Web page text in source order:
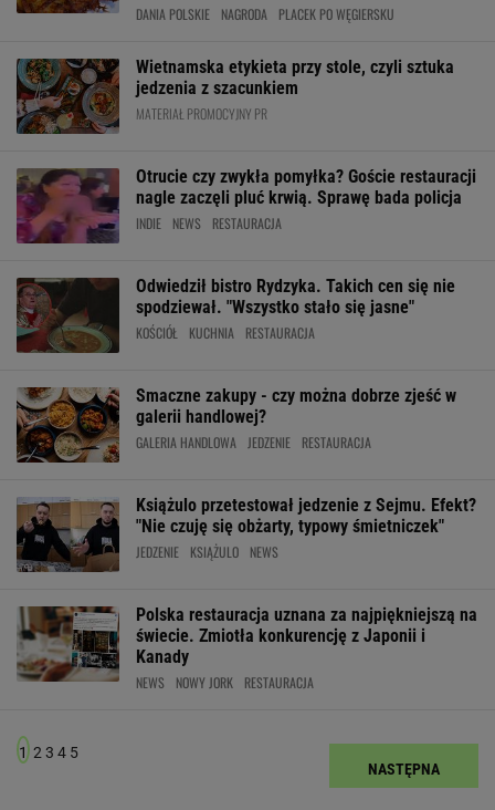
DANIA POLSKIE NAGRODA PLACEK PO WĘGIERSKU
Wietnamska etykieta przy stole, czyli sztuka
jedzenia z szacunkiem
MATERIAŁ PROMOCYJNY PR
Otrucie czy zwykła pomyłka? Goście restauracji
nagle zaczęli pluć krwią. Sprawę bada policja
INDIE NEWS RESTAURACJA
Odwiedził bistro Rydzyka. Takich cen się nie
spodziewał. "Wszystko stało się jasne"
KOŚCIÓŁ KUCHNIA RESTAURACJA
Smaczne zakupy - czy można dobrze zjeść w
galerii handlowej?
GALERIA HANDLOWA JEDZENIE RESTAURACJA
Książulo przetestował jedzenie z Sejmu. Efekt?
"Nie czuję się obżarty, typowy śmietniczek"
JEDZENIE KSIĄŻULO NEWS
Polska restauracja uznana za najpiękniejszą na
świecie. Zmiotła konkurencję z Japonii i
Kanady
NEWS NOWY JORK RESTAURACJA
1 2 3 4 5
NASTĘPNA